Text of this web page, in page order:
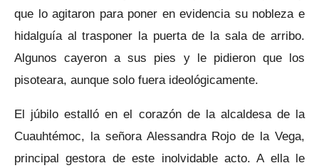
que lo agitaron para poner en evidencia su nobleza e
hidalguía al trasponer la puerta de la sala de arribo.
Algunos cayeron a sus pies y le pidieron que los
pisoteara, aunque solo fuera ideológicamente.
El júbilo estalló en el corazón de la alcaldesa de la
Cuauhtémoc, la señora Alessandra Rojo de la Vega,
principal gestora de este inolvidable acto. A ella le